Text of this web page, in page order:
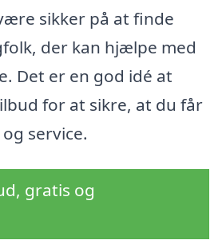
sikker på at finde
der kan hjælpe med
Det er en god idé at
for at sikre, at du får
service.
gratis og